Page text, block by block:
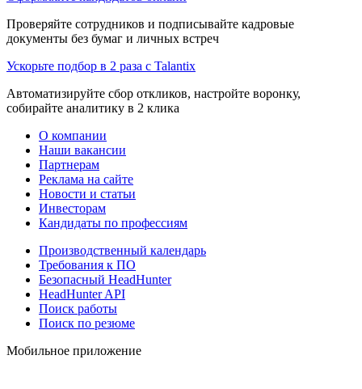
Проверяйте сотрудников и подписывайте кадровые
документы без бумаг и личных встреч
Ускорьте подбор в 2 раза с Talantix
Автоматизируйте сбор откликов, настройте воронку,
собирайте аналитику в 2 клика
О компании
Наши вакансии
Партнерам
Реклама на сайте
Новости и статьи
Инвесторам
Кандидаты по профессиям
Производственный календарь
Требования к ПО
Безопасный HeadHunter
HeadHunter API
Поиск работы
Поиск по резюме
Мобильное приложение